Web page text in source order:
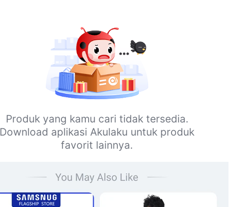
Produk yang kamu cari tidak tersedia.
Download aplikasi Akulaku untuk produk
favorit lainnya.